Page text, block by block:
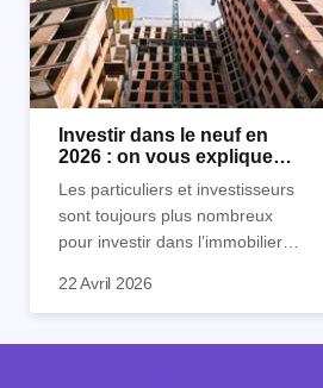
Investir dans le neuf en
2026 : on vous explique
Les particuliers et investisseurs
sont toujours plus nombreux
pour investir dans l’immobilier
nombreux avantages à choisir ce
expliquons tout dans cet article.
22 Avril 2026